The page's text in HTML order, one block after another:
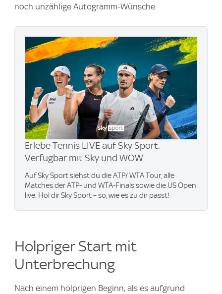
noch unzählige Autogramm-Wünsche.
Erlebe Tennis LIVE auf Sky Sport.
Verfügbar mit Sky und WOW
Auf Sky Sport siehst du die ATP/ WTA Tour, alle
Matches der ATP- und WTA-Finals sowie die US Open
live. Hol dir Sky Sport – so, wie es zu dir passt!
Holpriger Start mit
Unterbrechung
Nach einem holprigen Beginn, als es aufgrund